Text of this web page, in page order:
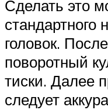
Сделать это
стандартного
головок.
поворотный
тиски. Далее
следует